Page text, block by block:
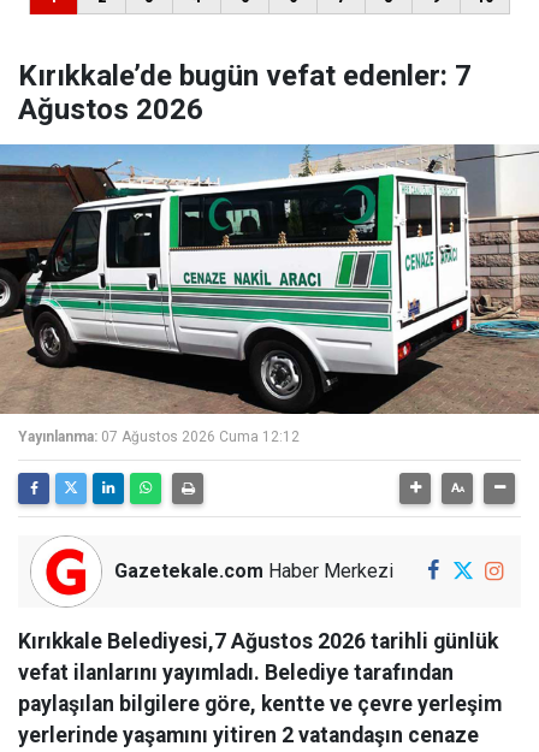
Kırıkkale’de bugün vefat edenler: 7
Ağustos 2026
Yayınlanma: 07 Ağustos 2026 Cuma 12:12
Gazetekale.com Haber Merkezi
Kırıkkale Belediyesi,7 Ağustos 2026 tarihli günlük
vefat ilanlarını yayımladı. Belediye tarafından
paylaşılan bilgilere göre, kentte ve çevre yerleşim
yerlerinde yaşamını yitiren 2 vatandaşın cenaze